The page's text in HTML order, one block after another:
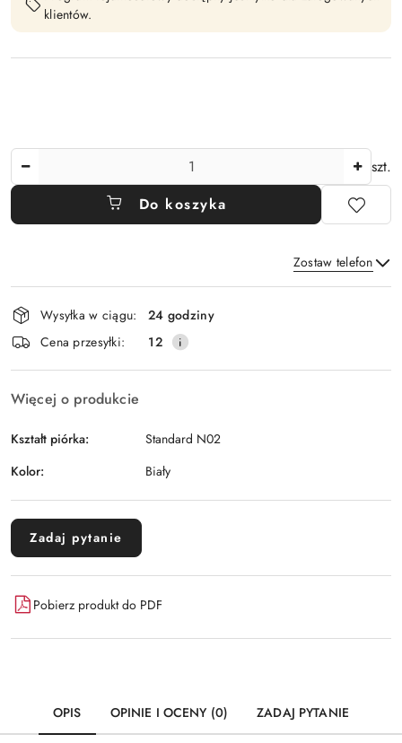
klientów.
szt.
Do koszyka
Zostaw telefon
Wyślij
Dostępność
i
dostawa
Wysyłka w ciągu:
24 godziny
Cena przesyłki:
12
Więcej o produkcie
Kształt piórka:
Standard N02
Kolor:
Biały
Zadaj pytanie
Pobierz produkt do PDF
OPIS OPINIE I OCENY (0) ZADAJ PYTANIE